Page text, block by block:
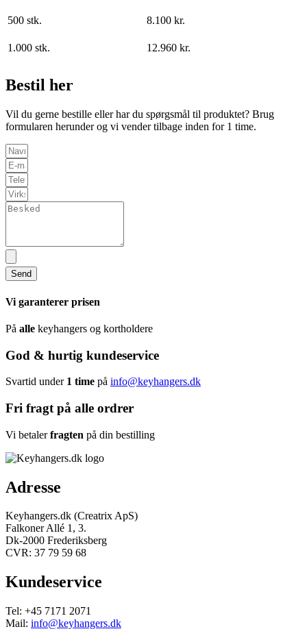
500 stk. 8.100 kr.
1.000 stk. 12.960 kr.
Bestil her
Vil du gerne bestille eller har du spørgsmål til produktet? Brug
formularen herunder og vi vender tilbage inden for 1 time.
Send
Vi garanterer prisen
På alle keyhangers og kortholdere
God & hurtig kundeservice
Svartid under 1 time på info@keyhangers.dk
Fri fragt på alle ordrer
Vi betalerfragten på din bestilling
Adresse
Keyhangers.dk (Creatrix ApS)
Falkoner Allé 1, 3.
Dk-2000 Frederiksberg
CVR: 37 79 59 68
Kundeservice
Tel: +45 7171 2071
Mail: info@keyhangers.dk